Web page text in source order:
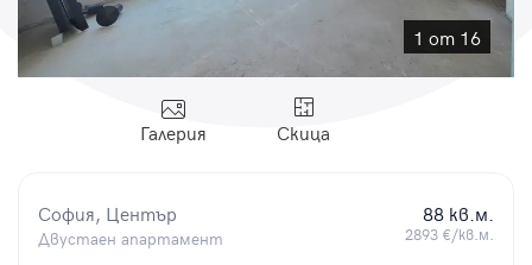
1 от 16
Галерия Скица
София, Център
Двустаен апартамент
88 кв.м.
2893 €/кв.м.
Парола
Забравена парола